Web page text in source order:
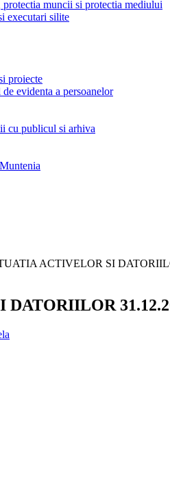
muncii si protectia mediului
executari silite
proiecte
evidenta a persoanelor
cu publicul si arhiva
ACTIVELOR SI